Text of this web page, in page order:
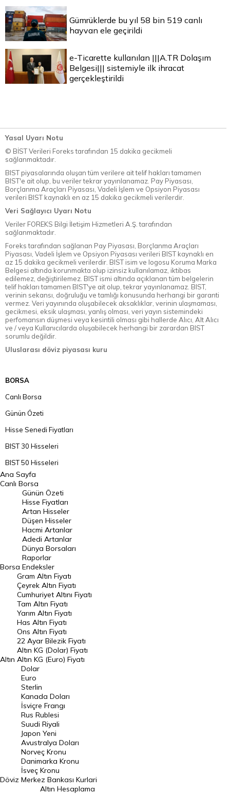
Gümrüklerde bu yıl 58 bin 519 canlı
hayvan ele geçirildi
e-Ticarette kullanılan |||A.TR Dolaşım
Belgesi||| sistemiyle ilk ihracat
gerçekleştirildi
Yasal Uyarı Notu
© BİST Verileri Foreks tarafından 15 dakika gecikmeli
sağlanmaktadır.
BIST piyasalarında oluşan tüm verilere ait telif hakları tamamen
BIST'e ait olup, bu veriler tekrar yayınlanamaz. Pay Piyasası,
Borçlanma Araçları Piyasası, Vadeli İşlem ve Opsiyon Piyasası
verileri BIST kaynaklı en az 15 dakika gecikmeli verilerdir.
Veri Sağlayıcı Uyarı Notu
Veriler FOREKS Bilgi İletişim Hizmetleri A.Ş. tarafından
sağlanmaktadır.
Foreks tarafından sağlanan Pay Piyasası, Borçlanma Araçları
Piyasası, Vadeli İşlem ve Opsiyon Piyasası verileri BIST kaynaklı en
az 15 dakika gecikmeli verilerdir. BIST isim ve logosu Koruma Marka
Belgesi altında korunmakta olup izinsiz kullanılamaz, iktibas
edilemez, değiştirilemez. BIST ismi altında açıklanan tüm belgelerin
telif hakları tamamen BIST'ye ait olup, tekrar yayınlanamaz. BIST,
verinin sekansı, doğruluğu ve tamlığı konusunda herhangi bir garanti
vermez. Veri yayınında oluşabilecek aksaklıklar, verinin ulaşmaması,
gecikmesi, eksik ulaşması, yanlış olması, veri yayın sistemindeki
perfomansın düşmesi veya kesintili olması gibi hallerde Alıcı, Alt Alıcı
ve / veya Kullanıcılarda oluşabilecek herhangi bir zarardan BIST
sorumlu değildir.
Uluslarası döviz piyasası kuru
BORSA
Canlı Borsa
Günün Özeti
Hisse Senedi Fiyatları
BIST 30 Hisseleri
BIST 50 Hisseleri
BIST 100 Hisseleri
En Çok Artan Hisseler
En Çok Düşen Hisseler
Hacmi Artanlar
Geçmiş Kapanışlar
Dünya Borsaları
Raporlar
Endeksler
DÖVİZ
Döviz Kuru
Dolar Kuru
Euro Kuru
Pound Kuru
Frank Kuru
Riyal Kuru
Avustralya Doları
Danimarka Kronu Kuru
Kanada Doları Kuru
Norveç Kronu Kuru
Ana Sayfa
Canlı Borsa
Borsa
Günün Özeti
Hisse Fiyatları
Artan Hisseler
Düşen Hisseler
Hacmi Artanlar
Adedi Artanlar
Dünya Borsaları
Raporlar
Endeksler
Altın
Gram Altın Fiyatı
Çeyrek Altın Fiyatı
Cumhuriyet Altını Fiyatı
Tam Altın Fiyatı
Yarım Altın Fiyatı
Has Altın Fiyatı
Ons Altın Fiyatı
22 Ayar Bilezik Fiyatı
Altın KG (Dolar) Fiyatı
Altın KG (Euro) Fiyatı
Döviz
Dolar
Euro
Sterlin
Kanada Doları
İsviçre Frangı
Rus Rublesi
Suudi Riyali
Japon Yeni
Avustralya Doları
Norveç Kronu
Danimarka Kronu
İsveç Kronu
Merkez Bankası Kurlari
Altın Hesaplama